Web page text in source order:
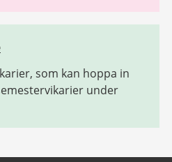
som kan hoppa in
under